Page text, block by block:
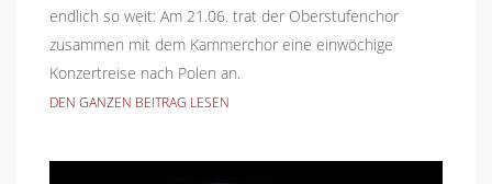
endlich so weit: Am 21.06. trat der Oberstufenchor
zusammen mit dem Kammerchor eine einwöchige
Konzertreise nach Polen an.
DEN GANZEN BEITRAG LESEN